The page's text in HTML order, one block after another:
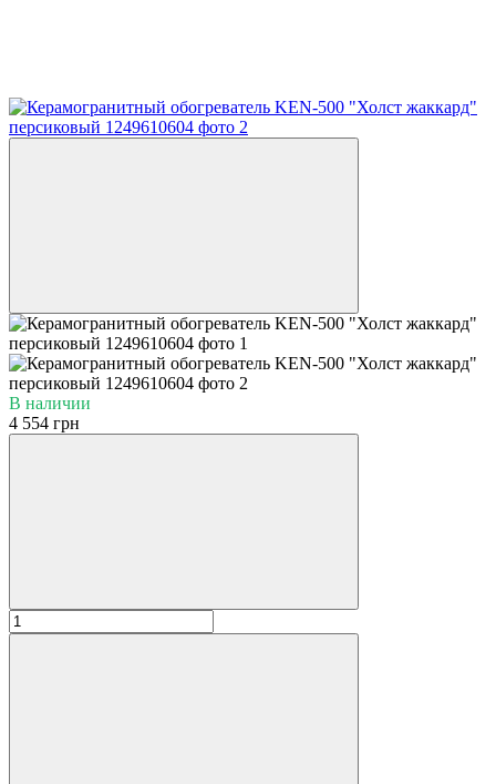
В наличии
4 554 грн